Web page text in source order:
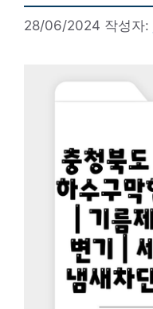
28/06/2024 작성자: